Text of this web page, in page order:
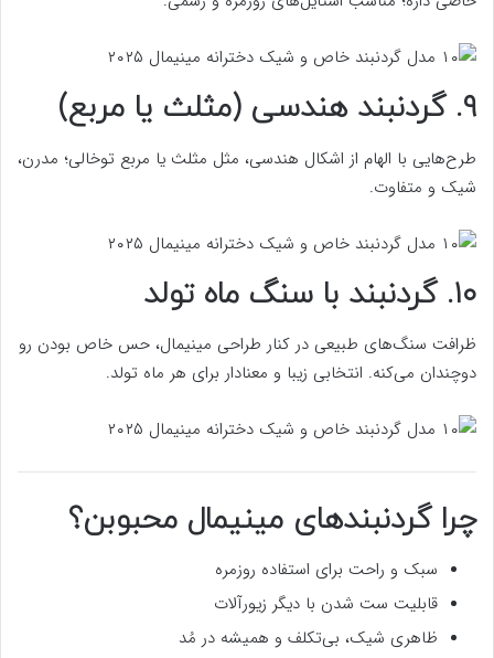
۹. گردنبند هندسی (مثلث یا مربع)
طرح‌هایی با الهام از اشکال هندسی، مثل مثلث یا مربع توخالی؛ مدرن،
شیک و متفاوت.
۱۰. گردنبند با سنگ ماه تولد
ظرافت سنگ‌های طبیعی در کنار طراحی مینیمال، حس خاص بودن رو
دوچندان می‌کنه. انتخابی زیبا و معنادار برای هر ماه تولد.
چرا گردنبندهای مینیمال محبوبن؟
سبک و راحت برای استفاده روزمره
قابلیت ست شدن با دیگر زیورآلات
ظاهری شیک، بی‌تکلف و همیشه در مُد